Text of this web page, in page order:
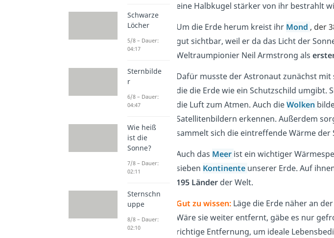
eine Halbkugel stärker von ihr bestrahlt
Um die Erde herum kreist ihr Mond , der
gut sichtbar, weil er da das Licht der
Weltraumpionier Neil Armstrong als
Dafür musste der Astronaut zunächst mit
die die Erde wie ein Schutzschild
die Luft zum Atmen. Auch dieWolken
Satellitenbildern erkennen. Außerdem
sammelt sich die eintreffende Wärme der
Auch das Meer ist ein wichtiger
sieben Kontinente unserer Erde. Auf
195 Länderder Welt.
Gut zu wissen:Läge die Erde näher an
Wäre sie weiter entfernt, gäbe es nur
richtige Entfernung, um ideale
Schwarze
Löcher
5/8 – Dauer:
04:17
Sternbilde
r
6/8 – Dauer:
04:47
Wie heiß
ist die
Sonne?
7/8 – Dauer:
02:11
Sternschn
uppe
8/8 – Dauer:
02:10